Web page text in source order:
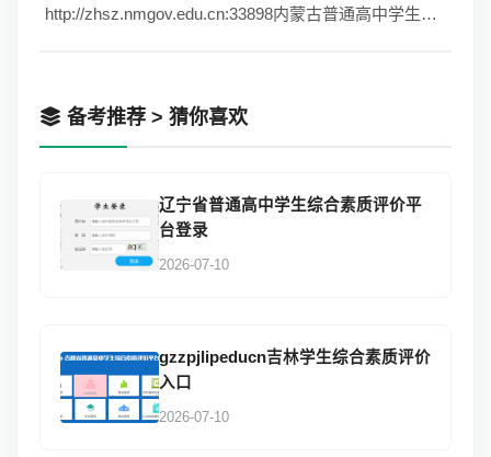
http://zhsz.nmgov.edu.cn:33898内蒙古普通高中学生综合素质评价平台
备考推荐 > 猜你喜欢
辽宁省普通高中学生综合素质评价平
台登录
2026-07-10
gzzpjlipeducn吉林学生综合素质评价
入口
2026-07-10